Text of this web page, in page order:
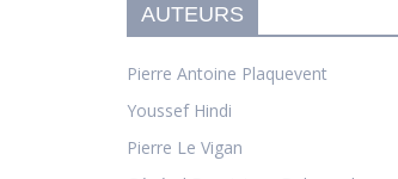
AUTEURS
Pierre Antoine Plaquevent
Youssef Hindi
Pierre Le Vigan